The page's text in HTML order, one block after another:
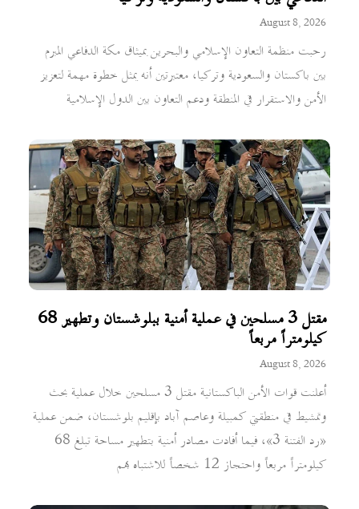
August 8, 2026
رحبت منظمة التعاون الإسلامي والبحرين بميثاق مكة الدفاعي المبرم
بين باكستان والسعودية وتركيا، معتبرتين أنه يمثل خطوة مهمة لتعزيز
الأمن والاستقرار في المنطقة ودعم التعاون بين الدول الإسلامية
مقتل 3 مسلحين في عملية أمنية ببلوشستان وتطهير 68
كيلومتراً مربعاً
August 8, 2026
أعلنت قوات الأمن الباكستانية مقتل 3 مسلحين خلال عملية بحث
وتمشيط في منطقتي كمبيلة وعاصم آباد بإقليم بلوشستان، ضمن عملية
«رد الفتنة 3»، فيما أفادت مصادر أمنية بتطهير مساحة تبلغ 68
كيلومتراً مربعاً واحتجاز 12 شخصاً للاشتباه بهم